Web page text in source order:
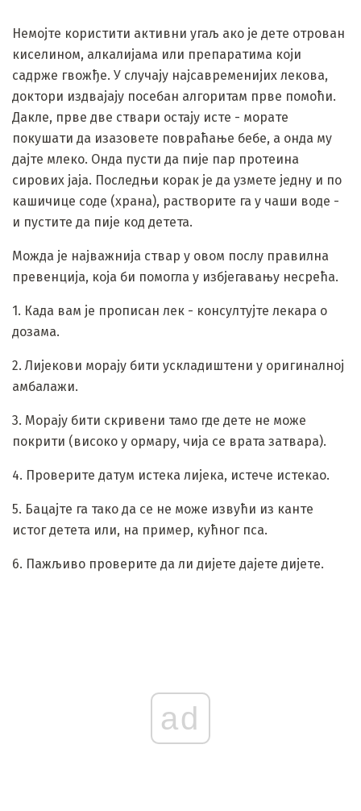
Немојте користити активни угаљ ако је дете отрован
киселином, алкалијама или препаратима који
садрже гвожђе. У случају најсавременијих лекова,
доктори издвајају посебан алгоритам прве помоћи.
Дакле, прве две ствари остају исте - морате
покушати да изазовете повраћање бебе, а онда му
дајте млеко. Онда пусти да пије пар протеина
сирових јаја. Последњи корак је да узмете једну и по
кашичице соде (храна), растворите га у чаши воде -
и пустите да пије код детета.
Можда је најважнија ствар у овом послу правилна
превенција, која би помогла у избјегавању несрећа.
1. Када вам је прописан лек - консултујте лекара о
дозама.
2. Лијекови морају бити ускладиштени у оригиналној
амбалажи.
3. Морају бити скривени тамо где дете не може
покрити (високо у ормару, чија се врата затвара).
4. Проверите датум истека лијека, истече истекао.
5. Бацајте га тако да се не може извући из канте
истог детета или, на пример, кућног пса.
6. Пажљиво проверите да ли дијете дајете дијете.
ad